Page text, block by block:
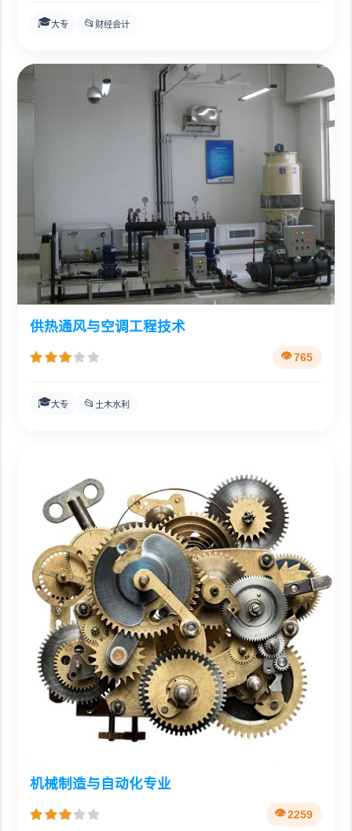
🎓大专 📂 财经会计
供热通风与空调工程技术
765
🎓大专 📂 土木水利
机械制造与自动化专业
2259